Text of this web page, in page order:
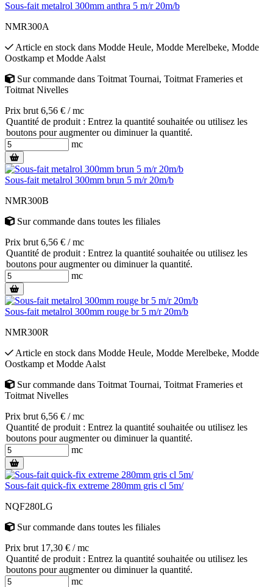
Sous-fait metalrol 300mm anthra 5 m/r 20m/b
NMR300A
Article en stock dans Modde Heule, Modde Merelbeke, Modde
Oostkamp et Modde Aalst
Sur commande dans Toitmat Tournai, Toitmat Frameries et
Toitmat Nivelles
Prix brut 6,56 € / mc
Quantité de produit : Entrez la quantité souhaitée ou utilisez les
boutons pour augmenter ou diminuer la quantité.
mc
Sous-fait metalrol 300mm brun 5 m/r 20m/b
NMR300B
Sur commande dans toutes les filiales
Prix brut 6,56 € / mc
Quantité de produit : Entrez la quantité souhaitée ou utilisez les
boutons pour augmenter ou diminuer la quantité.
mc
Sous-fait metalrol 300mm rouge br 5 m/r 20m/b
NMR300R
Article en stock dans Modde Heule, Modde Merelbeke, Modde
Oostkamp et Modde Aalst
Sur commande dans Toitmat Tournai, Toitmat Frameries et
Toitmat Nivelles
Prix brut 6,56 € / mc
Quantité de produit : Entrez la quantité souhaitée ou utilisez les
boutons pour augmenter ou diminuer la quantité.
mc
Sous-fait quick-fix extreme 280mm gris cl 5m/
NQF280LG
Sur commande dans toutes les filiales
Prix brut 17,30 € / mc
Quantité de produit : Entrez la quantité souhaitée ou utilisez les
boutons pour augmenter ou diminuer la quantité.
mc